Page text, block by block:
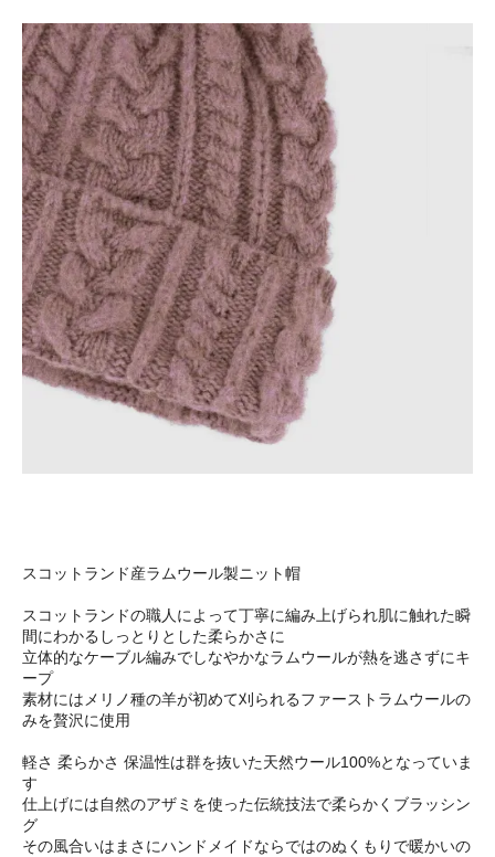
スコットランド産ラムウール製ニット帽
スコットランドの職人によって丁寧に編み上げられ肌に触れた瞬
間にわかるしっとりとした柔らかさに
立体的なケーブル編みでしなやかなラムウールが熱を逃さずにキ
ープ
素材にはメリノ種の羊が初めて刈られるファーストラムウールの
みを贅沢に使用
軽さ 柔らかさ 保温性は群を抜いた天然ウール100%となっていま
す
仕上げには自然のアザミを使った伝統技法で柔らかくブラッシン
グ
その風合いはまさにハンドメイドならではのぬくもりで暖かいの